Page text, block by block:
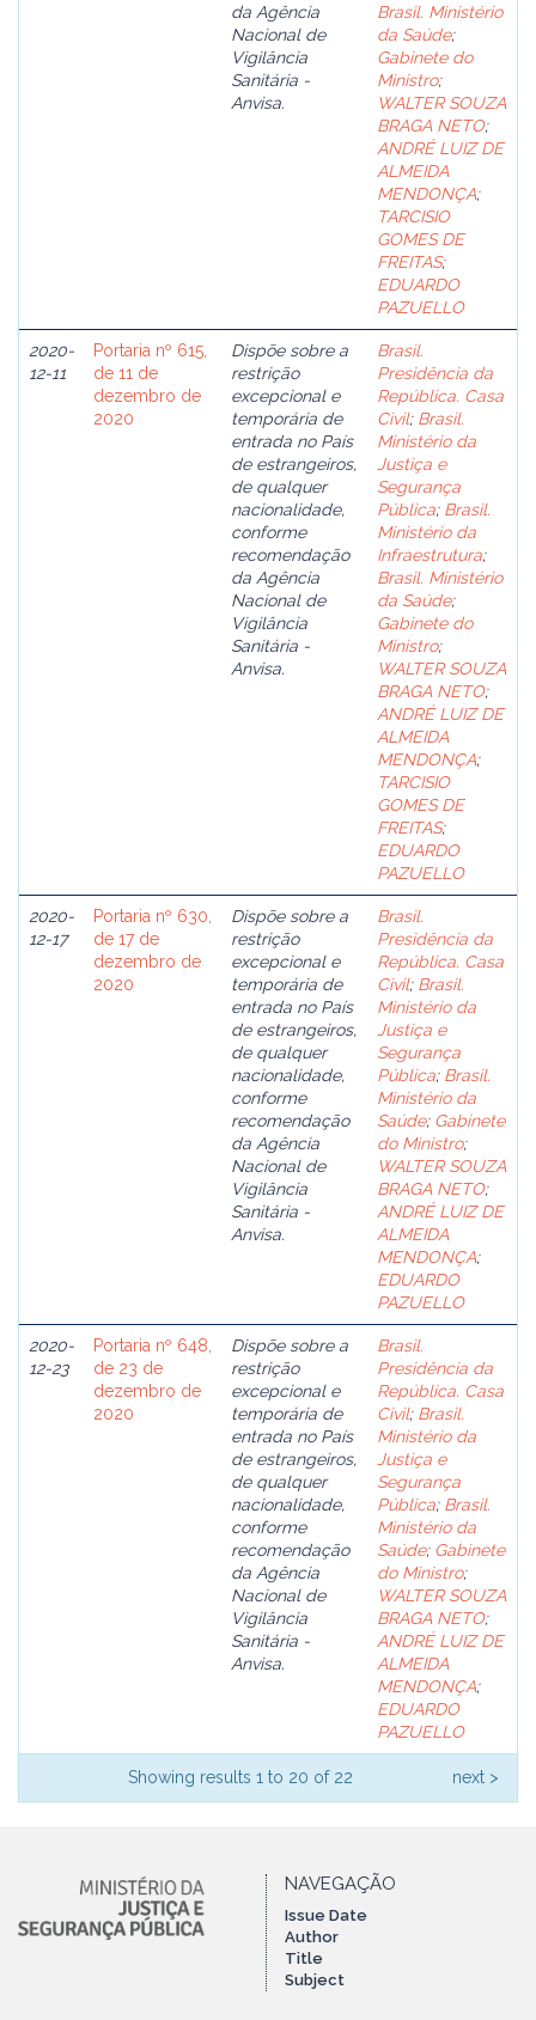
da Agência
Nacional de
Vigilância
Sanitária -
Anvisa.
Brasil. Ministério
da Saúde;
Gabinete do
Ministro;
WALTER SOUZA
BRAGA NETO;
ANDRÉ LUIZ DE
ALMEIDA
MENDONÇA;
TARCISIO
GOMES DE
FREITAS;
EDUARDO
PAZUELLO
2020-
12-11
Portaria nº 615,
de 11 de
dezembro de
2020
Dispõe sobre a
restrição
excepcional e
temporária de
entrada no País
de estrangeiros,
de qualquer
nacionalidade,
conforme
recomendação
da Agência
Nacional de
Vigilância
Sanitária -
Anvisa.
Brasil.
Presidência da
República. Casa
Civil; Brasil.
Ministério da
Justiça e
Segurança
Pública; Brasil.
Ministério da
Infraestrutura;
Brasil. Ministério
da Saúde;
Gabinete do
Ministro;
WALTER SOUZA
BRAGA NETO;
ANDRÉ LUIZ DE
ALMEIDA
MENDONÇA;
TARCISIO
GOMES DE
FREITAS;
EDUARDO
PAZUELLO
2020-
12-17
Portaria nº 630,
de 17 de
dezembro de
2020
Dispõe sobre a
restrição
excepcional e
temporária de
entrada no País
de estrangeiros,
de qualquer
nacionalidade,
conforme
recomendação
da Agência
Nacional de
Vigilância
Sanitária -
Anvisa.
Brasil.
Presidência da
República. Casa
Civil; Brasil.
Ministério da
Justiça e
Segurança
Pública; Brasil.
Ministério da
Saúde; Gabinete
do Ministro;
WALTER SOUZA
BRAGA NETO;
ANDRÉ LUIZ DE
ALMEIDA
MENDONÇA;
EDUARDO
PAZUELLO
2020-
12-23
Portaria nº 648,
de 23 de
dezembro de
2020
Dispõe sobre a
restrição
excepcional e
temporária de
entrada no País
de estrangeiros,
de qualquer
nacionalidade,
conforme
recomendação
da Agência
Nacional de
Vigilância
Sanitária -
Anvisa.
Brasil.
Presidência da
República. Casa
Civil; Brasil.
Ministério da
Justiça e
Segurança
Pública; Brasil.
Ministério da
Saúde; Gabinete
do Ministro;
WALTER SOUZA
BRAGA NETO;
ANDRÉ LUIZ DE
ALMEIDA
MENDONÇA;
EDUARDO
PAZUELLO
Showing results 1 to 20 of 22 next >
NAVEGAÇÃO
Issue Date
Author
Title
Subject